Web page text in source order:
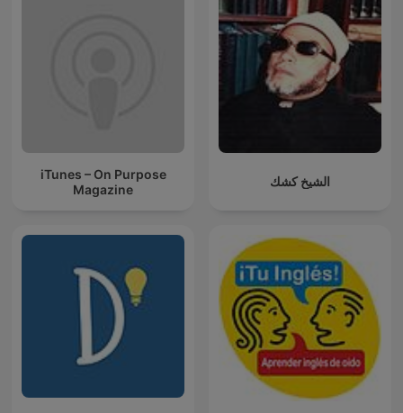
iTunes – On Purpose
Magazine
الشيخ كشك